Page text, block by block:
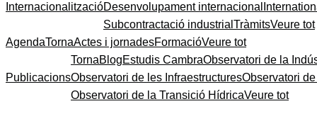
InternacionalitzacióDesenvolupament internacional
Subcontractació industrial TràmitsVeure tot
AgendaTornaActes i jornadesFormacióVeure tot
Publicacions
TornaBlogEstudis CambraObservatori de la
Observatori de les InfraestructuresObservatori
Observatori de la Transició HídricaVeure tot